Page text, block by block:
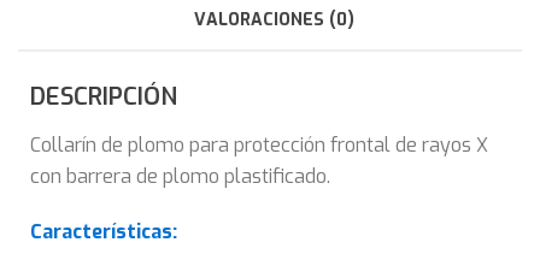
VALORACIONES (0)
DESCRIPCIÓN
Collarín de plomo para protección frontal de rayos X
con barrera de plomo plastificado.
Características: